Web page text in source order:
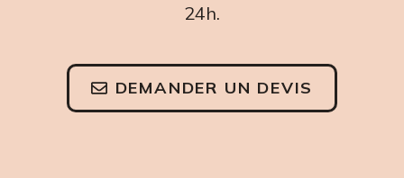
24h.
DEMANDER UN DEVIS